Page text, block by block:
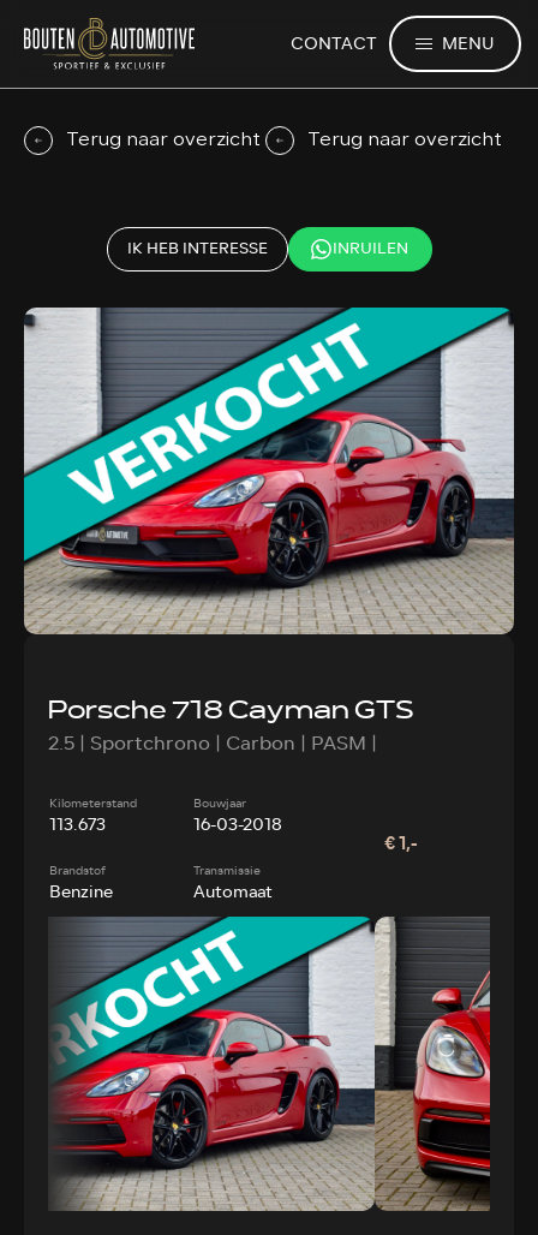
CONTACT MENU
Terug naar overzicht Terug naar overzicht
IK HEB INTERESSE INRUILEN
Porsche 718 Cayman GTS
2.5 | Sportchrono | Carbon | PASM |
Kilometerstand
113.673
Bouwjaar
16-03-2018
Brandstof
Benzine
Transmissie
Automaat
€ 1,-